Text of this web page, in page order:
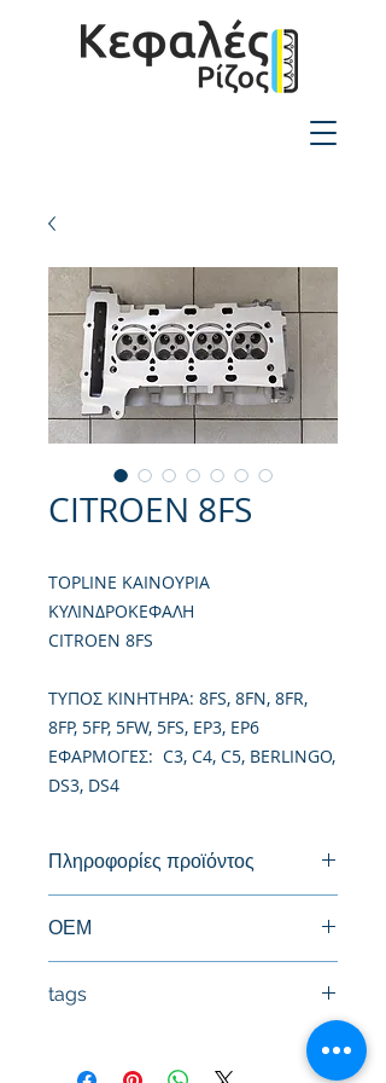
CITROEN 8FS
TOPLINE ΚΑΙΝΟΥΡΙΑ
ΚΥΛΙΝΔΡΟΚΕΦΑΛΗ
CITROEN 8FS
TΥΠΟΣ ΚΙΝΗΤΗΡΑ: 8FS, 8FN, 8FR,
8FP, 5FP, 5FW, 5FS, EP3, EP6
ΕΦΑΡΜΟΓΕΣ: C3, C4, C5, BERLINGO,
DS3, DS4
Πληροφορίες προϊόντος
ΟΕΜ
11127596054
tags
#Κυλινδροκεφαλή #Κεφαλάρι